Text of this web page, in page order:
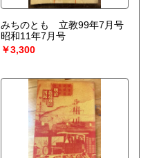
みちのとも 立教99年7月号
昭和11年7月号
￥3,300